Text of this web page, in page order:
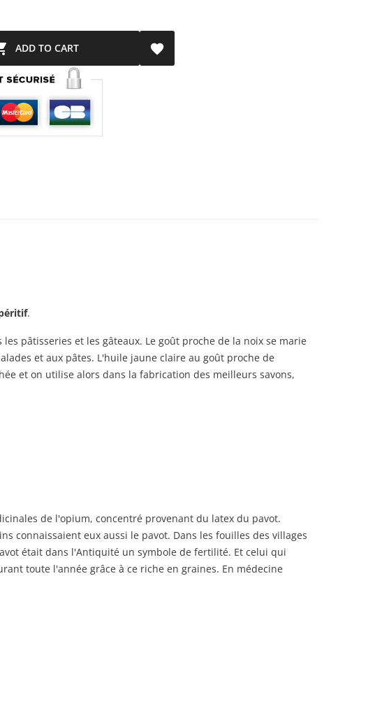
ADD TO CART 
.
pâtisseries et les gâteaux. Le goût proche de la noix se marie
et aux pâtes. L'huile jaune claire au goût proche de
et on utilise alors dans la fabrication des meilleurs savons,
de l'opium, concentré provenant du latex du pavot.
connaissaient eux aussi le pavot. Dans les fouilles des villages
était dans l'Antiquité un symbole de fertilité. Et celui qui
toute l'année grâce à ce riche en graines. En médecine